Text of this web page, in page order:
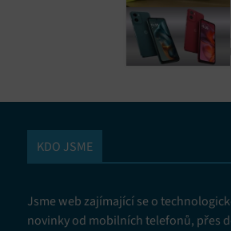
KDO JSME
Jsme web zajímající se o
novinky od mobilních telefonů, přes